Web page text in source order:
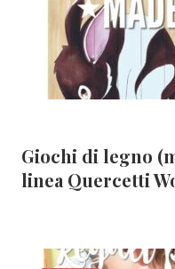
Giochi di legno
linea Quercetti